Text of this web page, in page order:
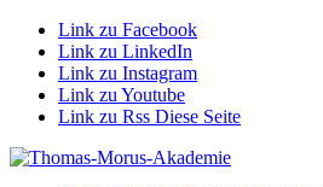
Link zu Facebook
Link zu LinkedIn
Link zu Instagram
Link zu Youtube
Link zu Rss Diese Seite